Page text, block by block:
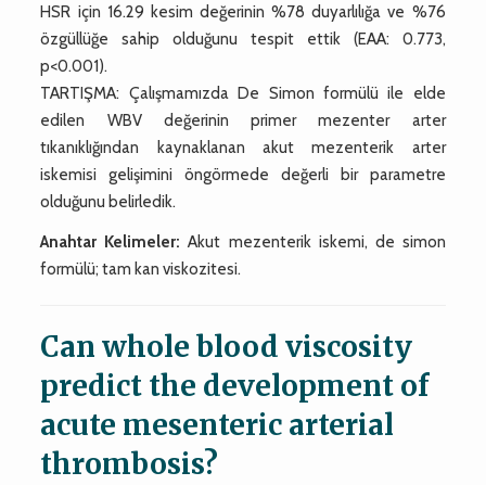
HSR için 16.29 kesim değerinin %78 duyarlılığa ve %76
özgüllüğe sahip olduğunu tespit ettik (EAA: 0.773,
p<0.001).
TARTIŞMA: Çalışmamızda De Simon formülü ile elde
edilen WBV değerinin primer mezenter arter
tıkanıklığından kaynaklanan akut mezenterik arter
iskemisi gelişimini öngörmede değerli bir parametre
olduğunu belirledik.
Anahtar Kelimeler: Akut mezenterik iskemi, de simon
formülü; tam kan viskozitesi.
Can whole blood viscosity
predict the development of
acute mesenteric arterial
thrombosis?